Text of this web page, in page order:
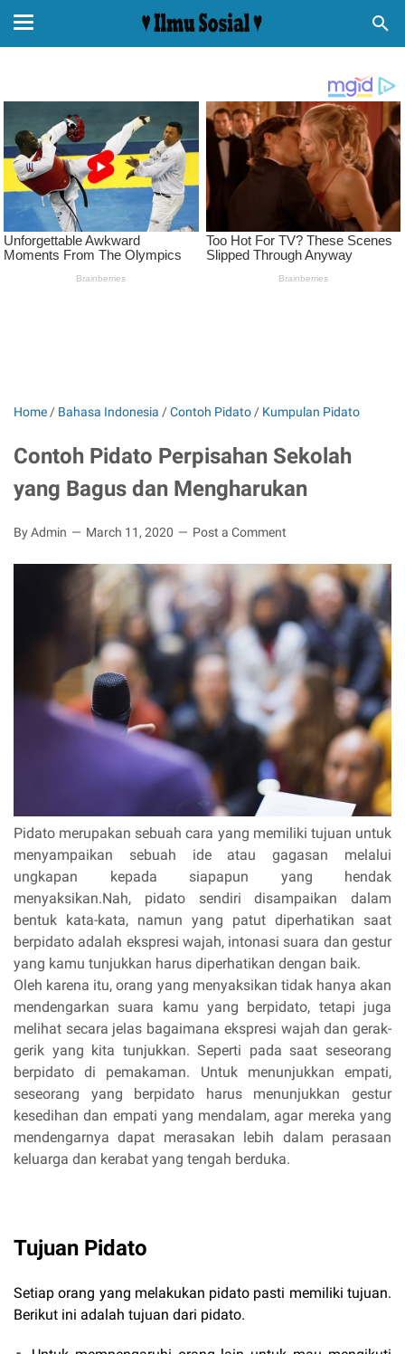
Home/ Bahasa Indonesia /Contoh Pidato/ Kumpulan Pidato
Contoh Pidato Perpisahan Sekolah
yang Bagus dan Mengharukan
By Admin March 11, 2020 Post a Comment
Pidato merupakan sebuah cara yang memiliki tujuan untuk
menyampaikan sebuah ide atau gagasan melalui
ungkapan kepada siapapun yang hendak
menyaksikan.Nah, pidato sendiri disampaikan dalam
bentuk kata-kata, namun yang patut diperhatikan saat
berpidato adalah ekspresi wajah, intonasi suara dan gestur
yang kamu tunjukkan harus diperhatikan dengan baik.
Oleh karena itu, orang yang menyaksikan tidak hanya akan
mendengarkan suara kamu yang berpidato, tetapi juga
melihat secara jelas bagaimana ekspresi wajah dan gerak-
gerik yang kita tunjukkan. Seperti pada saat seseorang
berpidato di pemakaman. Untuk menunjukkan empati,
seseorang yang berpidato harus menunjukkan gestur
kesedihan dan empati yang mendalam, agar mereka yang
mendengarnya dapat merasakan lebih dalam perasaan
keluarga dan kerabat yang tengah berduka.
Tujuan Pidato
Setiap orang yang melakukan pidato pasti memiliki tujuan.
Berikut ini adalah tujuan dari pidato.